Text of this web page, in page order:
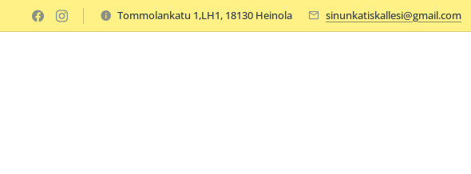
Tommolankatu 1,LH1, 18130 Heinola sinunkatiskallesi@gmail.com